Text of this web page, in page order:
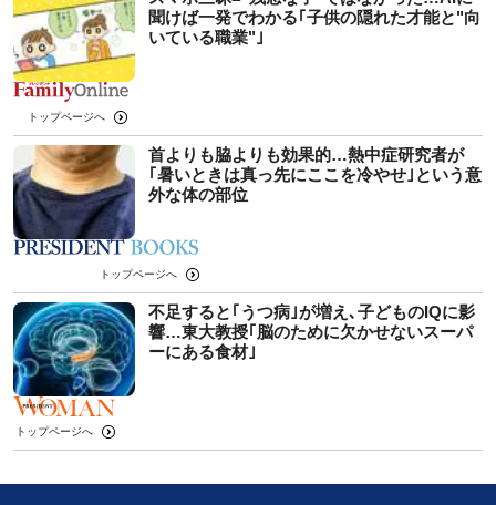
聞けば一発でわかる｢子供の隠れた才能と"向
いている職業"｣
トップページへ
首よりも脇よりも効果的…熱中症研究者が
｢暑いときは真っ先にここを冷やせ｣という意
外な体の部位
トップページへ
不足すると｢うつ病｣が増え､子どものIQに影
響…東大教授｢脳のために欠かせないスーパ
ーにある食材｣
トップページへ